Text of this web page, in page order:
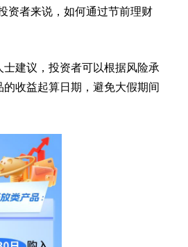
资者来说，如何通过节前理财
建议，投资者可以根据风险承
收益起算日期，避免大假期间